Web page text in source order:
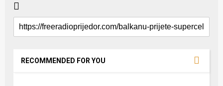
RECOMMENDED FOR YOU